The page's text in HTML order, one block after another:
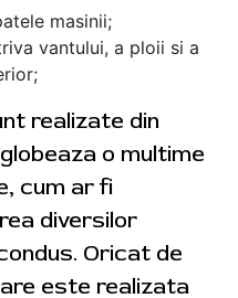
masinii;
vantului, a ploii si a
realizate din
o multime
cum ar fi
diversilor
Oricat de
este realizata